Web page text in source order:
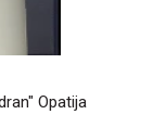
Opatija